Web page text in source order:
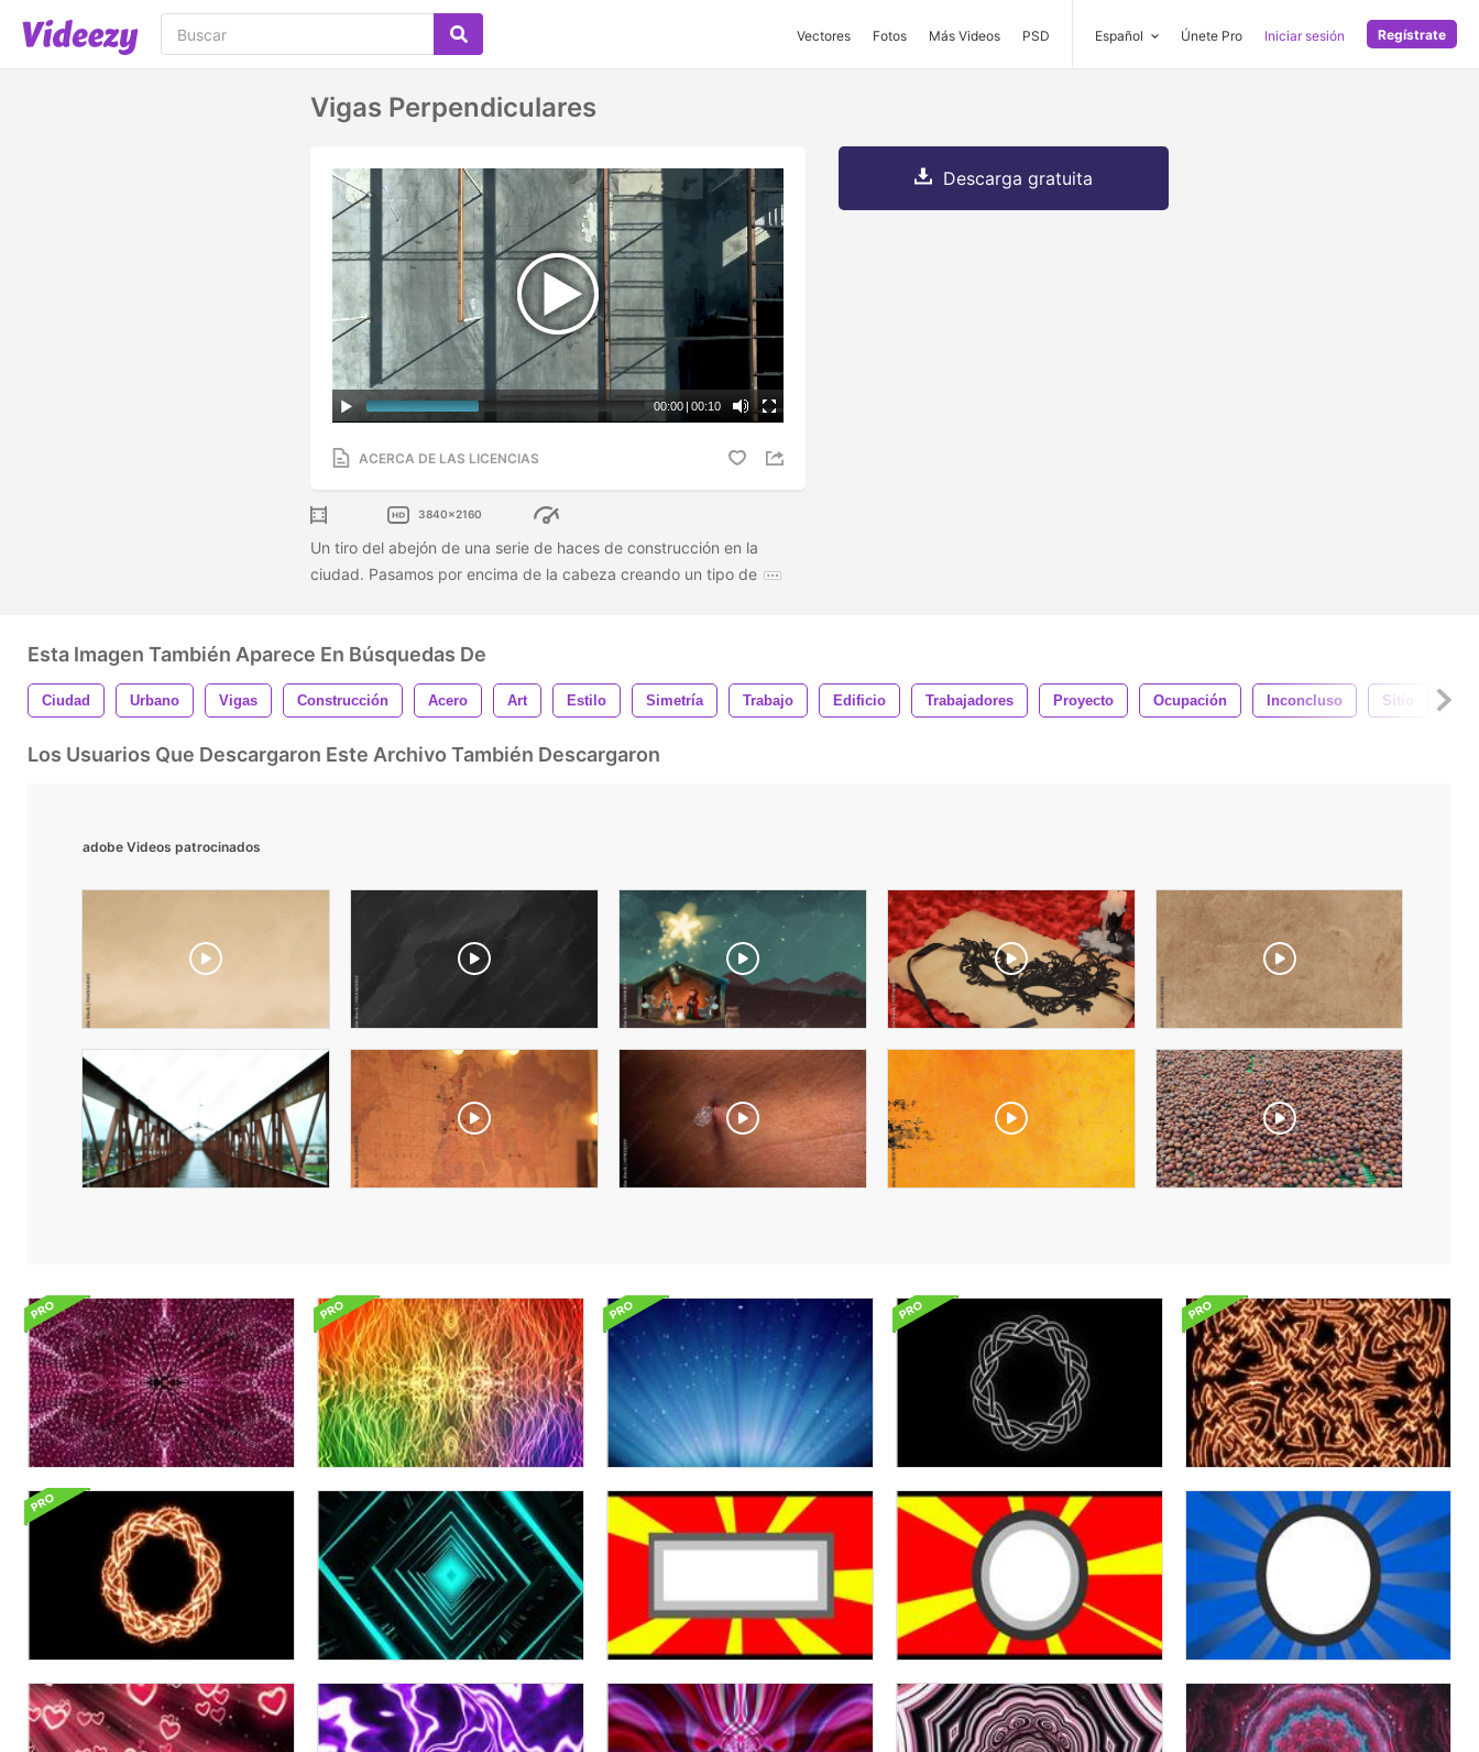
Vectores Fotos Más Videos PSD Español Únete Pro Iniciar sesión Regístrate
Vigas Perpendiculares
00:00 | 00:10
ACERCA DE LAS LICENCIAS
3840x2160
Un tiro del abejón de una serie de haces de construcción en la
ciudad. Pasamos por encima de la cabeza creando un tipo de
Descarga gratuita
Esta Imagen También Aparece En Búsquedas De
Ciudad Urbano Vigas Construcción Acero Art Estilo Simetría Trabajo Edificio Trabajadores Proyecto Ocupación Inconcluso Sitio
Los Usuarios Que Descargaron Este Archivo También Descargaron
adobe Videos patrocinados